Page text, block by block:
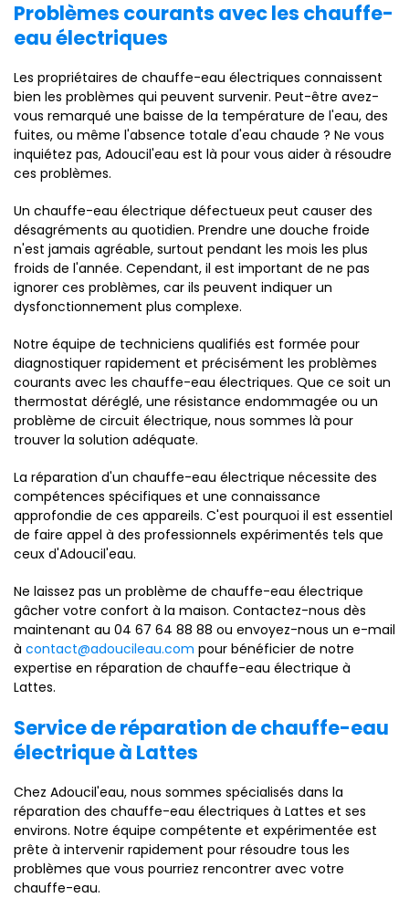
Problèmes courants avec les chauffe-
eau électriques
Les propriétaires de chauffe-eau électriques connaissent
bien les problèmes qui peuvent survenir. Peut-être avez-
vous remarqué une baisse de la température de l'eau, des
fuites, ou même l'absence totale d'eau chaude ? Ne vous
inquiétez pas, Adoucil'eau est là pour vous aider à résoudre
ces problèmes.
Un chauffe-eau électrique défectueux peut causer des
désagréments au quotidien. Prendre une douche froide
n'est jamais agréable, surtout pendant les mois les plus
froids de l'année. Cependant, il est important de ne pas
ignorer ces problèmes, car ils peuvent indiquer un
dysfonctionnement plus complexe.
Notre équipe de techniciens qualifiés est formée pour
diagnostiquer rapidement et précisément les problèmes
courants avec les chauffe-eau électriques. Que ce soit un
thermostat déréglé, une résistance endommagée ou un
problème de circuit électrique, nous sommes là pour
trouver la solution adéquate.
La réparation d'un chauffe-eau électrique nécessite des
compétences spécifiques et une connaissance
approfondie de ces appareils. C'est pourquoi il est essentiel
de faire appel à des professionnels expérimentés tels que
ceux d'Adoucil'eau.
Ne laissez pas un problème de chauffe-eau électrique
gâcher votre confort à la maison. Contactez-nous dès
maintenant au 04 67 64 88 88 ou envoyez-nous un e-mail
à contact@adoucileau.com pour bénéficier de notre
expertise en réparation de chauffe-eau électrique à
Lattes.
Service de réparation de chauffe-eau
électrique à Lattes
Chez Adoucil'eau, nous sommes spécialisés dans la
réparation des chauffe-eau électriques à Lattes et ses
environs. Notre équipe compétente et expérimentée est
prête à intervenir rapidement pour résoudre tous les
problèmes que vous pourriez rencontrer avec votre
chauffe-eau.